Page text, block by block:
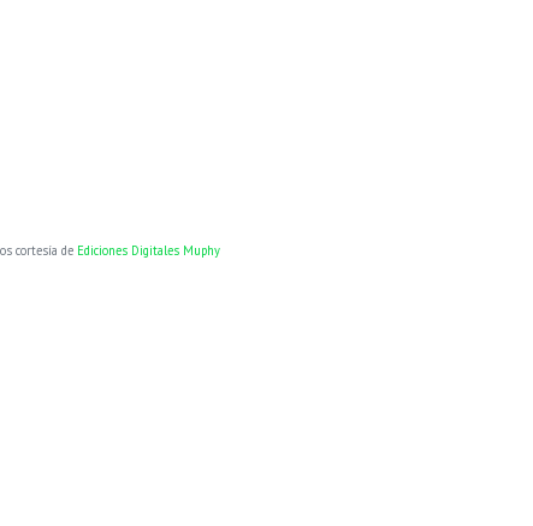
cortesía de Ediciones Digitales Muphy